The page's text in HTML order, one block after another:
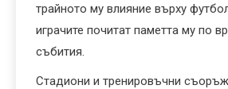
трайното му влияние върху
играчите почитат паметта му по
събития.
Стадиони и тренировъчни